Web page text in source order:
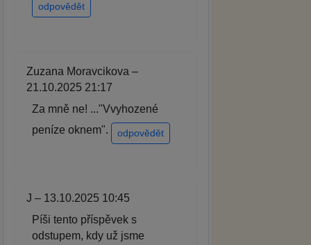
odpovědět
Zuzana Moravcikova –
21.10.2025 21:17
Za mně ne! ..."Vvyhozené
peníze oknem".
odpovědět
J – 13.10.2025 10:45
Píši tento příspěvek s
odstupem, kdy už jsme